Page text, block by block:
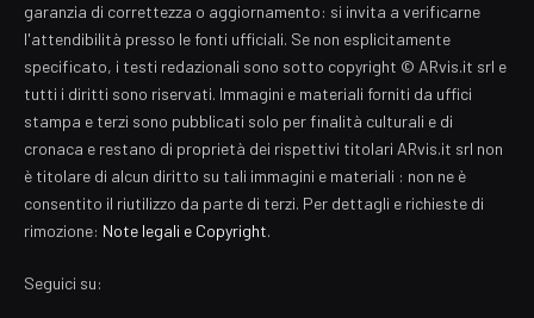
garanzia di correttezza o aggiornamento: si invita a verificarne
l'attendibilità presso le fonti ufficiali. Se non esplicitamente
specificato, i testi redazionali sono sotto copyright © ARvis.it srl e
tutti i diritti sono riservati. Immagini e materiali forniti da uffici
stampa e terzi sono pubblicati solo per finalità culturali e di
cronaca e restano di proprietà dei rispettivi titolari ARvis.it srl non
è titolare di alcun diritto su tali immagini e materiali : non ne è
consentito il riutilizzo da parte di terzi. Per dettagli e richieste di
rimozione: Note legali e Copyright.
Seguici su: